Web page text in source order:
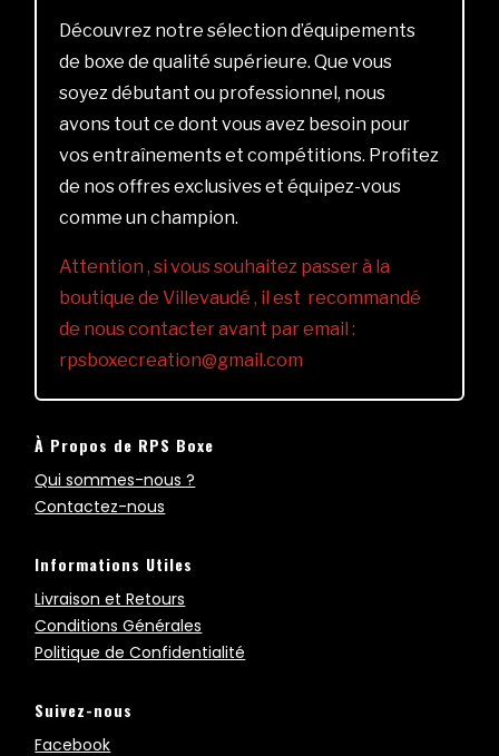
Découvrez notre sélection d’équipements
de boxe de qualité supérieure. Que vous
soyez débutant ou professionnel, nous
avons tout ce dont vous avez besoin pour
vos entraînements et compétitions. Profitez
de nos offres exclusives et équipez-vous
comme un champion.
Attention , si vous souhaitez passer à la
boutique de Villevaudé , il est recommandé
de nous contacter avant par email :
rpsboxecreation@gmail.com
À Propos de RPS Boxe
Qui sommes-nous ?
Contactez-nous
Informations Utiles
Livraison et Retours
Conditions Générales
Politique de Confidentialité
Suivez-nous
Facebook